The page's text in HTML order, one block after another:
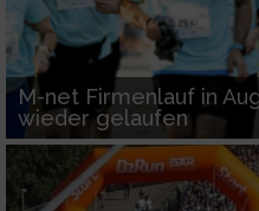
M-net Firmenlauf in
wieder gelaufen